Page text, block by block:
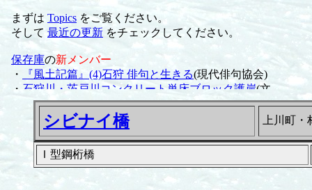
シビナイ橋 上川町
Ｉ型鋼桁橋